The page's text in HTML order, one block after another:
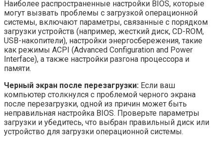
Наиболее распространенные настройки BIOS, которые
могут вызвать проблемы с загрузкой операционной
системы, включают параметры, связанные с порядком
загрузки устройств (например, жесткий диск, CD-ROM,
USB-накопители), настройки энергосбережения, такие
как режимы ACPI (Advanced Configuration and Power
Interface), а также настройки разгона процессора и
памяти.
Черный экран после перезагрузки: Если ваш
компьютер столкнулся с проблемой черного экрана
после перезагрузки, одной из причин может быть
неправильная настройка BIOS. Проверьте параметры
загрузки и убедитесь, что выбран правильный диск или
устройство для загрузки операционной системы.